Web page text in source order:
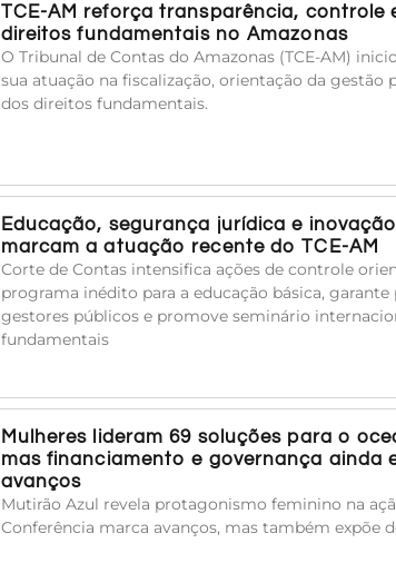
TCE-AM reforça transparência, controle
direitos fundamentais no Amazonas
O Tribunal de Contas do Amazonas (TCE-AM)
sua atuação na fiscalização, orientação da gestão
dos direitos fundamentais.
Educação, segurança jurídica e
marcam a atuação recente do TCE-AM
Corte de Contas intensifica ações de controle
programa inédito para a educação básica,
gestores públicos e promove seminário
fundamentais
Mulheres lideram 69 soluções para o
mas financiamento e governança ainda
avanços
Mutirão Azul revela protagonismo feminino na
Conferência marca avanços, mas também expõe